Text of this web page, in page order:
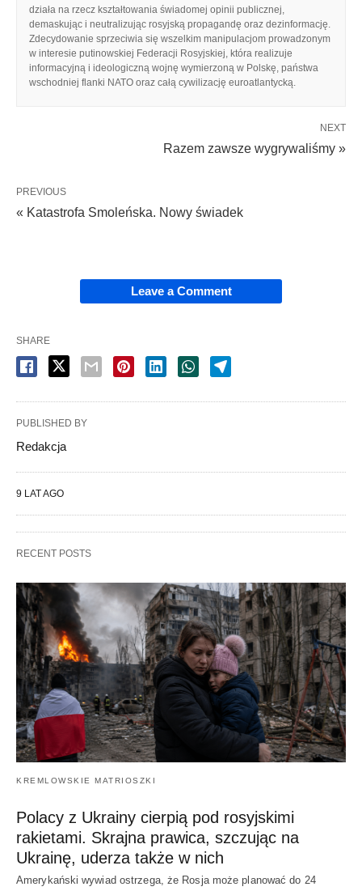
działa na rzecz kształtowania świadomej opinii publicznej,
demaskując i neutralizując rosyjską propagandę oraz dezinformację.
Zdecydowanie sprzeciwia się wszelkim manipulacjom prowadzonym
w interesie putinowskiej Federacji Rosyjskiej, która realizuje
informacyjną i ideologiczną wojnę wymierzoną w Polskę, państwa
wschodniej flanki NATO oraz całą cywilizację euroatlantycką.
NEXT
Razem zawsze wygrywaliśmy »
PREVIOUS
« Katastrofa Smoleńska. Nowy świadek
Leave a Comment
SHARE
PUBLISHED BY
Redakcja
9 LAT AGO
RECENT POSTS
KREMLOWSKIE MATRIOSZKI
Polacy z Ukrainy cierpią pod rosyjskimi
rakietami. Skrajna prawica, szczując na
Ukrainę, uderza także w nich
Amerykański wywiad ostrzega, że Rosja może planować do 24